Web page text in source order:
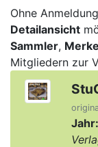
Ohne
Detailansicht
Sammler, Merke
Mitgliedern zur
Jahr: